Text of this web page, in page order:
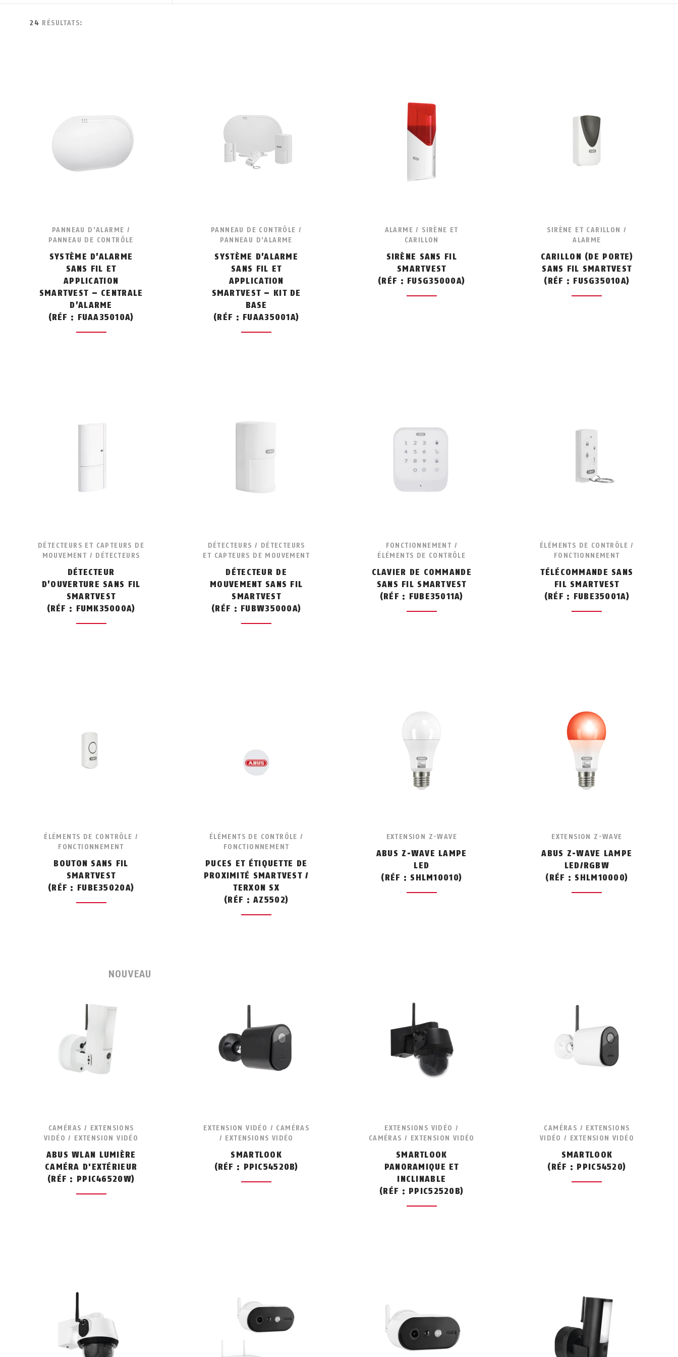
24 RÉSULTATS:
PANNEAU D'ALARME /
PANNEAU DE CONTRÔLE
SYSTÈME D’ALARME
SANS FIL ET
APPLICATION
SMARTVEST – CENTRALE
D’ALARME
(RÉF : FUAA35010A)
PANNEAU DE CONTRÔLE /
PANNEAU D'ALARME
SYSTÈME D’ALARME
SANS FIL ET
APPLICATION
SMARTVEST – KIT DE
BASE
(RÉF : FUAA35001A)
ALARME / SIRÈNE ET
CARILLON
SIRÈNE SANS FIL
SMARTVEST
(RÉF : FUSG35000A)
SIRÈNE ET CARILLON /
ALARME
CARILLON (DE PORTE)
SANS FIL SMARTVEST
(RÉF : FUSG35010A)
DÉTECTEURS ET CAPTEURS DE
MOUVEMENT / DÉTECTEURS
DÉTECTEUR
D’OUVERTURE SANS FIL
SMARTVEST
(RÉF : FUMK35000A)
DÉTECTEURS / DÉTECTEURS
ET CAPTEURS DE MOUVEMENT
DÉTECTEUR DE
MOUVEMENT SANS FIL
SMARTVEST
(RÉF : FUBW35000A)
FONCTIONNEMENT /
ÉLÉMENTS DE CONTRÔLE
CLAVIER DE COMMANDE
SANS FIL SMARTVEST
(RÉF : FUBE35011A)
ÉLÉMENTS DE CONTRÔLE /
FONCTIONNEMENT
TÉLÉCOMMANDE SANS
FIL SMARTVEST
(RÉF : FUBE35001A)
ÉLÉMENTS DE CONTRÔLE /
FONCTIONNEMENT
BOUTON SANS FIL
SMARTVEST
(RÉF : FUBE35020A)
ÉLÉMENTS DE CONTRÔLE /
FONCTIONNEMENT
PUCES ET ÉTIQUETTE DE
PROXIMITÉ SMARTVEST /
TERXON SX
(RÉF : AZ5502)
EXTENSION Z-WAVE
ABUS Z-WAVE LAMPE
LED
(RÉF : SHLM10010)
EXTENSION Z-WAVE
ABUS Z-WAVE LAMPE
LED/RGBW
(RÉF : SHLM10000)
CAMÉRAS / EXTENSIONS
VIDÉO / EXTENSION VIDÉO
ABUS WLAN LUMIÈRE
CAMÉRA D'EXTÉRIEUR
(RÉF : PPIC46520W)
NOUVEAU
EXTENSION VIDÉO / CAMÉRAS
/ EXTENSIONS VIDÉO
SMARTLOOK
(RÉF : PPIC54520B)
EXTENSIONS VIDÉO /
CAMÉRAS / EXTENSION VIDÉO
SMARTLOOK
PANORAMIQUE ET
INCLINABLE
(RÉF : PPIC52520B)
CAMÉRAS / EXTENSIONS
VIDÉO / EXTENSION VIDÉO
SMARTLOOK
(RÉF : PPIC54520)